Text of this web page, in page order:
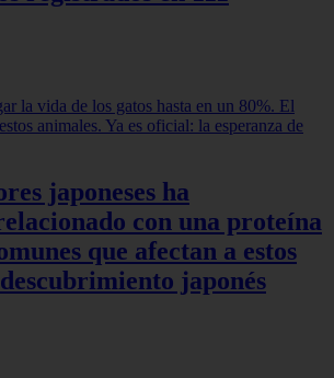
japoneses ha
con una proteína
que afectan a estos
japonés